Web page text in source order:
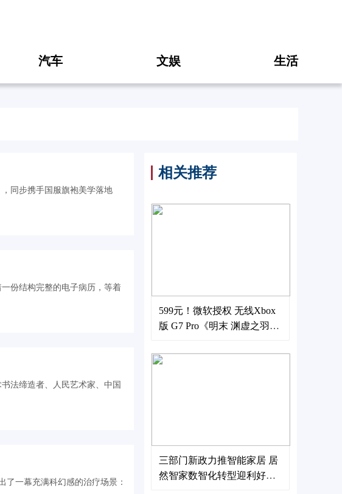
汽车 文娱 生活
同步携手国服旗袍美学落地
份结构完整的电子病历，等着
法缔造者、人民艺术家、中国
相关推荐
599元！微软授权 无线Xbox
版 G7 Pro《明末 渊虚之羽》
三部门新政力推智能家居 居
然智家数智化转型迎利好东